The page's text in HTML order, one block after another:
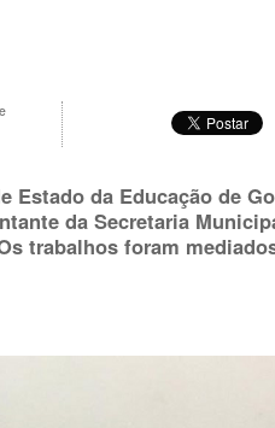
Estado da Educação de
da Secretaria
trabalhos foram